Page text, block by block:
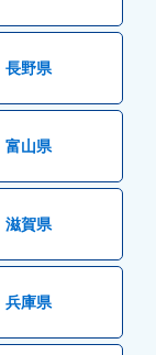
長野県
富山県
滋賀県
兵庫県